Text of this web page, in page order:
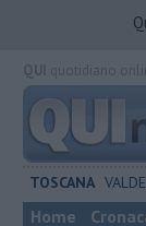
TOSCANA
Home